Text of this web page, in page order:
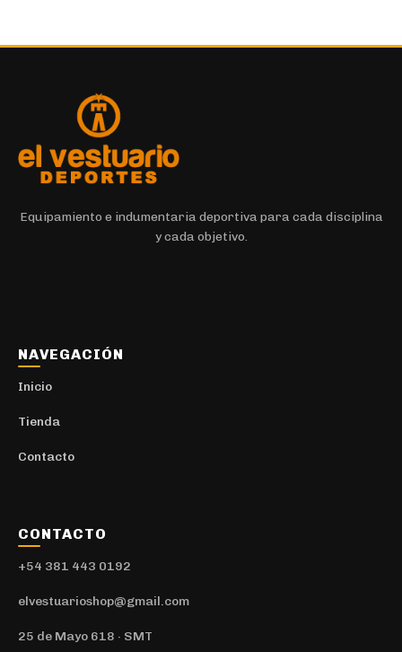
Equipamiento e indumentaria deportiva para cada disciplina
y cada objetivo.
NAVEGACIÓN
Inicio
Tienda
Contacto
CONTACTO
+54 381 443 0192
elvestuarioshop@gmail.com
25 de Mayo 618 · SMT